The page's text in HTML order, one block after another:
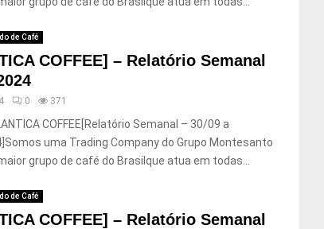
de Café
COFFEE] – Relatório Semanal
0 371
COFFEE[Relatório Semanal – 30/09 a
uma Trading Company do Grupo Montesanto
grupo de café do Brasilque atua em todas...
de Café
COFFEE] – Relatório Semanal